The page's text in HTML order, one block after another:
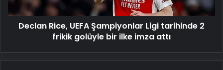
frikik
golüyle
Declan Rice, UEFA Şampiyonlar Ligi tarihinde 2
frikik golüyle bir ilke imza attı